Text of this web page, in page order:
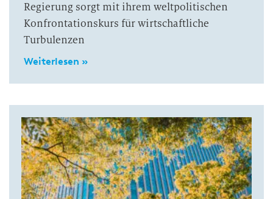
Regierung sorgt mit ihrem weltpolitischen
Konfrontationskurs für wirtschaftliche
Turbulenzen
Weiterlesen »